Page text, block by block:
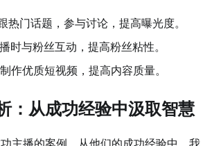
热门话题，参与讨论，提高曝光度。
播时与粉丝互动，提高粉丝粘性。
作优质短视频，提高内容质量。
：从成功经验中汲取智慧